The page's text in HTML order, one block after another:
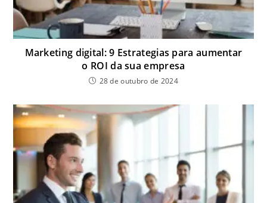
Marketing digital: 9 Estrategias para aumentar
o ROI da sua empresa
28 de outubro de 2024